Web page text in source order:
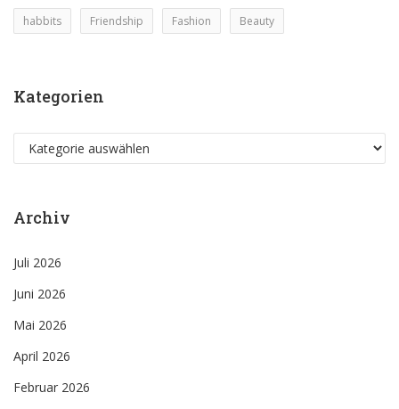
habbits Friendship Fashion Beauty
Kategorien
Kategorien
Archiv
Juli 2026
Juni 2026
Mai 2026
April 2026
Februar 2026